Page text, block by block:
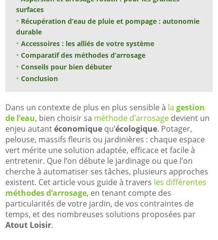
surfaces
Récupération d’eau de pluie et pompage : autonomie
durable
Accessoires : les alliés de votre système
Comparatif des méthodes d’arrosage
Conseils pour bien débuter
Conclusion
Dans un contexte de plus en plus sensible à lagestion
de l’eau, bien choisir sa méthode d’arrosage devient un
enjeu autantéconomique qu’écologique. Potager,
pelouse, massifs fleuris ou jardinières : chaque espace
vert mérite une solution adaptée, efficace et facile à
entretenir. Que l’on débute le jardinage ou que l’on
cherche à automatiser ses tâches, plusieurs approches
existent. Cet article vous guide à travers les différentes
méthodes d’arrosage, en tenant compte des
particularités de votre jardin, de vos contraintes de
temps, et des nombreuses solutions proposées par
Atout Loisir.